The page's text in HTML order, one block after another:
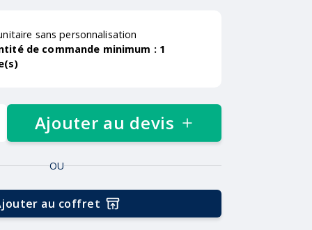
sans personnalisation
de commande minimum : 1
Ajouter au devis
OU
au coffret